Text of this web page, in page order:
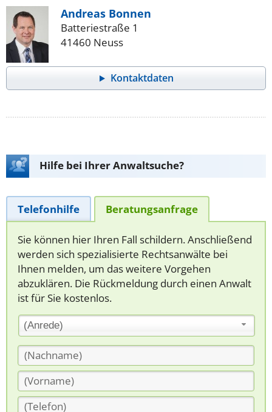
Andreas Bonnen
Batteriestraße 1
41460 Neuss
Kontaktdaten
Hilfe bei Ihrer Anwaltsuche?
Telefonhilfe Beratungsanfrage
Sie können hier Ihren Fall schildern. Anschließend
werden sich spezialisierte Rechtsanwälte bei
Ihnen melden, um das weitere Vorgehen
abzuklären. Die Rückmeldung durch einen Anwalt
ist für Sie kostenlos.
(Anrede)